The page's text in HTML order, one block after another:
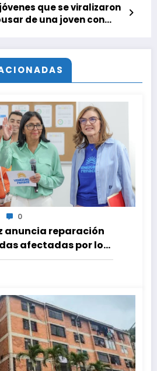
que se viralizaron
de una joven con
0
anuncia reparación
afectadas por los